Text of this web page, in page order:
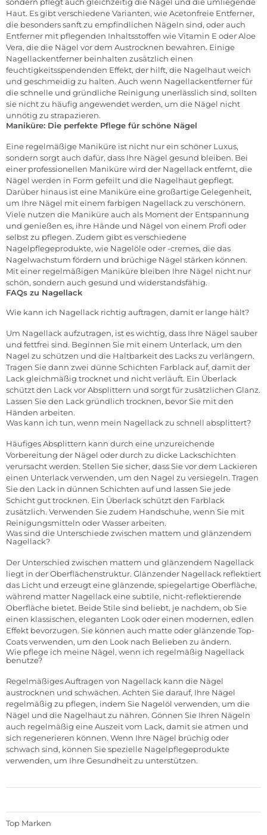
Haut. Es gibt verschiedene Varianten, wie Acetonfreie Entferner,
die besonders sanft zu empfindlichen Nägeln sind, oder auch
Entferner mit pflegenden Inhaltsstoffen wie Vitamin E oder Aloe
Vera, die die Nägel vor dem Austrocknen bewahren. Einige
Nagellackentferner beinhalten zusätzlich einen
feuchtigkeitsspendenden Effekt, der hilft, die Nagelhaut weich
und geschmeidig zu halten. Auch wenn Nagellackentferner für
die schnelle und gründliche Reinigung unerlässlich sind, sollten
sie nicht zu häufig angewendet werden, um die Nägel nicht
unnötig zu strapazieren.
Maniküre: Die perfekte Pflege für schöne Nägel
Eine regelmäßige Maniküre ist nicht nur ein schöner Luxus,
sondern sorgt auch dafür, dass Ihre Nägel gesund bleiben. Bei
einer professionellen Maniküre wird der Nagellack entfernt, die
Nägel werden in Form gefeilt und die Nagelhaut gepflegt.
Darüber hinaus ist eine Maniküre eine großartige Gelegenheit,
um Ihre Nägel mit einem farbigen Nagellack zu verschönern.
Viele nutzen die Maniküre auch als Moment der Entspannung
und genießen es, ihre Hände und Nägel von einem Profi oder
selbst zu pflegen. Zudem gibt es verschiedene
Nagelpflegeprodukte, wie Nagelöle oder -cremes, die das
Nagelwachstum fördern und brüchige Nägel stärken können.
Mit einer regelmäßigen Maniküre bleiben Ihre Nägel nicht nur
schön, sondern auch gesund und widerstandsfähig.
FAQs zu Nagellack
Wie kann ich Nagellack richtig auftragen, damit er lange hält?
Um Nagellack aufzutragen, ist es wichtig, dass Ihre Nägel sauber
und fettfrei sind. Beginnen Sie mit einem Unterlack, um den
Nagel zu schützen und die Haltbarkeit des Lacks zu verlängern.
Tragen Sie dann zwei dünne Schichten Farblack auf, damit der
Lack gleichmäßig trocknet und nicht verläuft. Ein Überlack
schützt den Lack vor Absplittern und sorgt für zusätzlichen Glanz.
Lassen Sie den Lack gründlich trocknen, bevor Sie mit den
Händen arbeiten.
Was kann ich tun, wenn mein Nagellack zu schnell absplittert?
Häufiges Absplittern kann durch eine unzureichende
Vorbereitung der Nägel oder durch zu dicke Lackschichten
verursacht werden. Stellen Sie sicher, dass Sie vor dem Lackieren
einen Unterlack verwenden, um den Nagel zu versiegeln. Tragen
Sie den Lack in dünnen Schichten auf und lassen Sie jede
Schicht gut trocknen. Ein Überlack schützt den Farblack
zusätzlich. Verwenden Sie zudem Handschuhe, wenn Sie mit
Reinigungsmitteln oder Wasser arbeiten.
Was sind die Unterschiede zwischen mattem und glänzendem
Nagellack?
Der Unterschied zwischen mattem und glänzendem Nagellack
liegt in der Oberflächenstruktur. Glänzender Nagellack reflektiert
das Licht und erzeugt eine glänzende, spiegelartige Oberfläche,
während matter Nagellack eine subtile, nicht-reflektierende
Oberfläche bietet. Beide Stile sind beliebt, je nachdem, ob Sie
einen klassischen, eleganten Look oder einen modernen, edlen
Effekt bevorzugen. Sie können auch matte oder glänzende Top-
Coats verwenden, um den Look nach Belieben zu ändern.
Wie pflege ich meine Nägel, wenn ich regelmäßig Nagellack
benutze?
Regelmäßiges Auftragen von Nagellack kann die Nägel
austrocknen und schwächen. Achten Sie darauf, Ihre Nägel
regelmäßig zu pflegen, indem Sie Nagelöl verwenden, um die
Nägel und die Nagelhaut zu nähren. Gönnen Sie Ihren Nägeln
auch regelmäßig eine Auszeit vom Lack, damit sie atmen und
sich regenerieren können. Wenn Ihre Nägel brüchig oder
schwach sind, können Sie spezielle Nagelpflegeprodukte
verwenden, um Ihre Gesundheit zu unterstützen.
Top Marken